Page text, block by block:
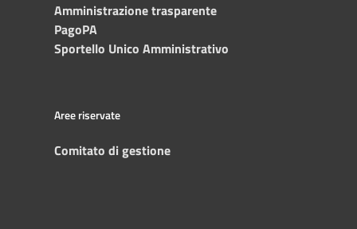
Amministrazione trasparente
PagoPA
Sportello Unico Amministrativo
Aree riservate
Comitato di gestione